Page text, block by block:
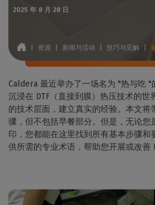
2025 年 8 月 28 日
资源 新闻与活动 技巧与见解
Caldera 最近举办了一场名为 "热与吃 "
沉浸在 DTF（直接到膜）热压技术的
的技术层面，建立真实的经验。本文将
骤，但不包括早餐部分。但是，无论您
印，您都能在这里找到所有基本步骤和
供所需的专业术语，帮助您开展或改善